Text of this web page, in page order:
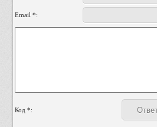
Email *:
Код *: